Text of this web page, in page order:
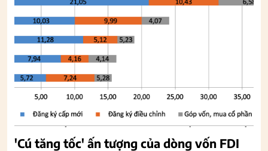
'Cú tăng tốc' ấn tượng của dòng vốn FDI